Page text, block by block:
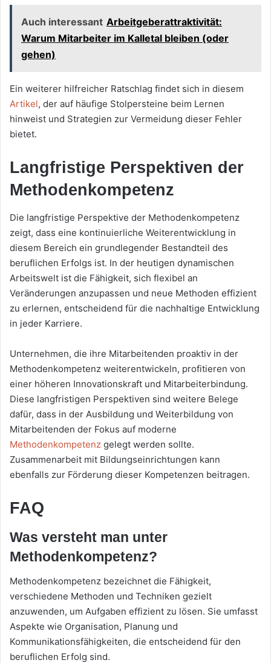
Auch interessant Arbeitgeberattraktivität:
Warum Mitarbeiter im Kalletal bleiben (oder
gehen)
Ein weiterer hilfreicher Ratschlag findet sich in diesem
Artikel, der auf häufige Stolpersteine beim Lernen
hinweist und Strategien zur Vermeidung dieser Fehler
bietet.
Langfristige Perspektiven der
Methodenkompetenz
Die langfristige Perspektive der Methodenkompetenz
zeigt, dass eine kontinuierliche Weiterentwicklung in
diesem Bereich ein grundlegender Bestandteil des
beruflichen Erfolgs ist. In der heutigen dynamischen
Arbeitswelt ist die Fähigkeit, sich flexibel an
Veränderungen anzupassen und neue Methoden effizient
zu erlernen, entscheidend für die nachhaltige Entwicklung
in jeder Karriere.
Unternehmen, die ihre Mitarbeitenden proaktiv in der
Methodenkompetenz weiterentwickeln, profitieren von
einer höheren Innovationskraft und Mitarbeiterbindung.
Diese langfristigen Perspektiven sind weitere Belege
dafür, dass in der Ausbildung und Weiterbildung von
Mitarbeitenden der Fokus auf moderne
Methodenkompetenz gelegt werden sollte.
Zusammenarbeit mit Bildungseinrichtungen kann
ebenfalls zur Förderung dieser Kompetenzen beitragen.
FAQ
Was versteht man unter
Methodenkompetenz?
Methodenkompetenz bezeichnet die Fähigkeit,
verschiedene Methoden und Techniken gezielt
anzuwenden, um Aufgaben effizient zu lösen. Sie umfasst
Aspekte wie Organisation, Planung und
Kommunikationsfähigkeiten, die entscheidend für den
beruflichen Erfolg sind.